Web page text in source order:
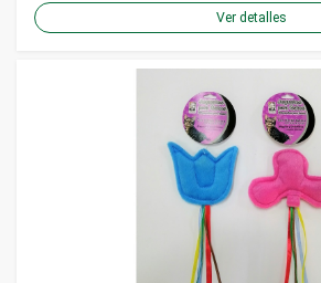
Ver detalles